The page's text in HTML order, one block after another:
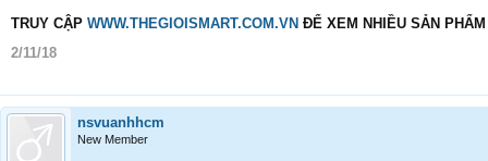
TRUY CẬP WWW.THEGIOISMART.COM.VN ĐỂ XEM NHIỀU SẢN
2/11/18
nsvuanhhcm
New Member